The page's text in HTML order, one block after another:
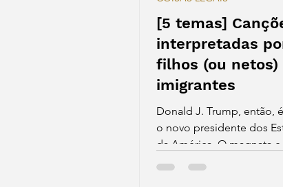
[5 temas]
interpretadas
filhos (ou netos)
imigrantes
Donald J. Trump, então,
o novo presidente dos
da América. O magnata e
celebridade, que se